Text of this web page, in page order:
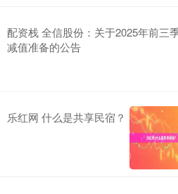
配资栈 全信股份：关于2025年前三
减值准备的公告
乐红网 什么是共享民宿？